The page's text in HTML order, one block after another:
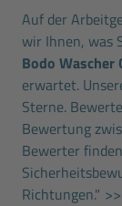
Auf der
wir Ihnen, was
Bodo Wascher
erwartet.
Sterne.
Bewertung
Bewerter
Richtungen."